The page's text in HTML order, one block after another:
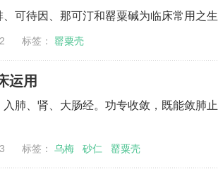
、可待因、那可汀和罂粟碱为临床常用之
标签： 罂粟壳
运用
入肺、肾、大肠经。功专收敛，既能敛肺
标签： 乌梅 砂仁 罂粟壳